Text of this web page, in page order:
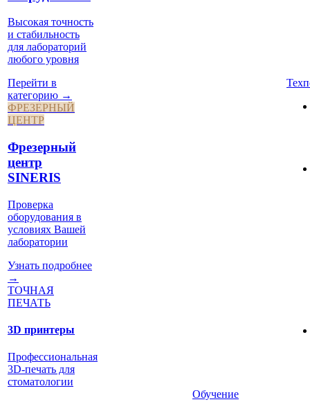
Высокая точность
и стабильность
для лабораторий
любого уровня
Перейти в
категорию →
ФРЕЗЕРНЫЙ
ЦЕНТР
Фрезерный
центр
SINERIS
Проверка
оборудования в
условиях Вашей
лаборатории
Узнать подробнее
→
ТОЧНАЯ
ПЕЧАТЬ
3D принтеры
Профессиональная
3D-печать для
стоматологии
Обучение